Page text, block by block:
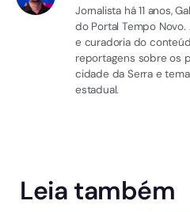
Jornalista há 11 anos,
do Portal Tempo
e curadoria do
reportagens sobre os
cidade da Serra e
estadual.
Leia também